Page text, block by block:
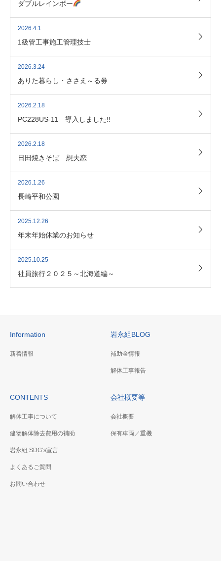
ダブルレインボー
2026.4.1
1級管工事施工管理技士
2026.3.24
ありた暮らし・ささえ～る券
2026.2.18
PC228US-11 導入しました!!
2026.2.18
日田焼きそば 想夫恋
2026.1.26
長崎平和公園
2025.12.26
年末年始休業のお知らせ
2025.10.25
社員旅行２０２５～北海道編～
Information
新着情報
岩永組BLOG
補助金情報
解体工事報告
CONTENTS
解体工事について
建物解体除去費用の補助
岩永組 SDG’s宣言
よくあるご質問
お問い合わせ
会社概要等
会社概要
保有車両／重機